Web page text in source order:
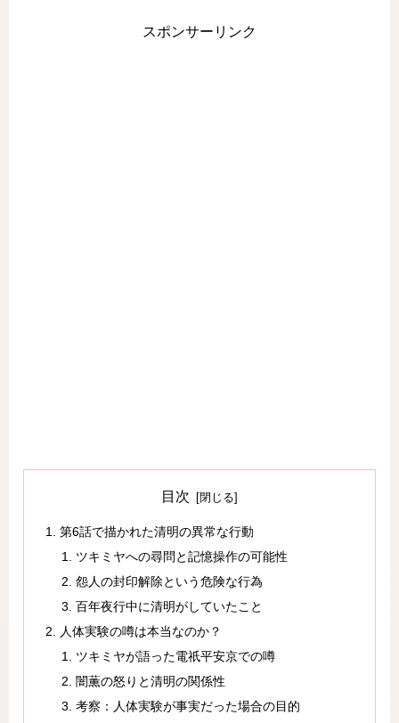
スポンサーリンク
目次
第6話で描かれた清明の異常な行動
ツキミヤへの尋問と記憶操作の可能性
怨人の封印解除という危険な行為
百年夜行中に清明がしていたこと
人体実験の噂は本当なのか？
ツキミヤが語った電祇平安京での噂
闇薫の怒りと清明の関係性
考察：人体実験が事実だった場合の目的